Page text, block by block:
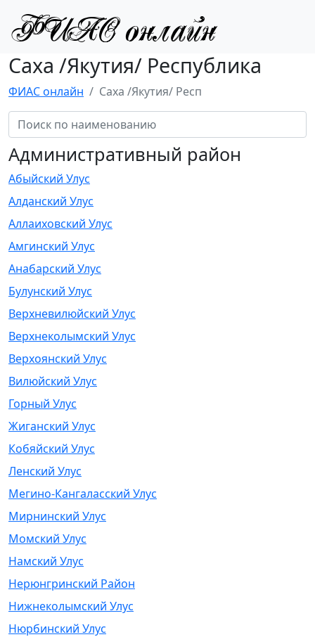
Саха /Якутия/ Республика
ФИАС онлайн Саха /Якутия/ Респ
Административный район
Абыйский Улус
Алданский Улус
Аллаиховский Улус
Амгинский Улус
Анабарский Улус
Булунский Улус
Верхневилюйский Улус
Верхнеколымский Улус
Верхоянский Улус
Вилюйский Улус
Горный Улус
Жиганский Улус
Кобяйский Улус
Ленский Улус
Мегино-Кангаласский Улус
Мирнинский Улус
Момский Улус
Намский Улус
Нерюнгринский Район
Нижнеколымский Улус
Нюрбинский Улус